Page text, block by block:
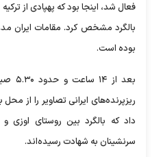
فعال شد، اینجا بود که پهپادی از
بالگرد مشخص کرد. مقامات ایران
بوده است.
ریزپرنده‌های ایرانی تصاویر را از
داد که بالگرد بین روستای
سرنشینان به شهادت رسیده‌اند.